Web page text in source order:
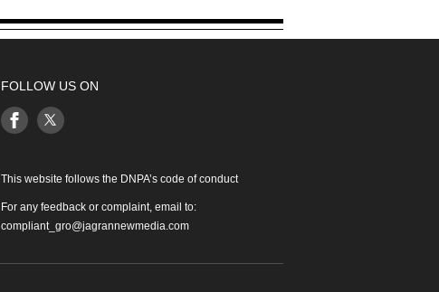
FOLLOW US ON
This website follows the DNPA’s code of conduct
For any feedback or complaint, email to:
compliant_gro@jagrannewmedia.com